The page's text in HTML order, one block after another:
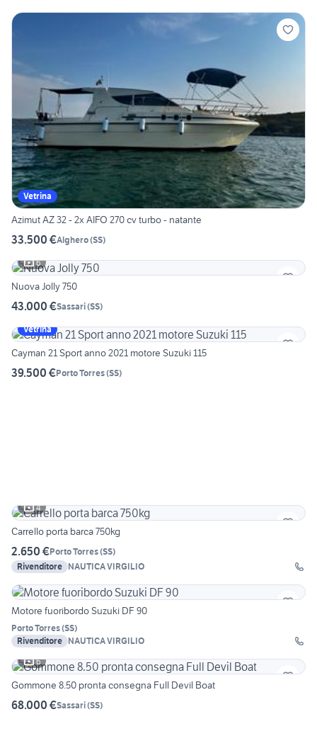
Vetrina
Azimut AZ 32 - 2x AIFO 270 cv turbo - natante
33.500 €Alghero(SS)
6
Nuova Jolly 750
43.000 €Sassari(SS)
Vetrina
Cayman 21 Sport anno 2021 motore Suzuki 115
39.500 €Porto Torres(SS)
4
Carrello porta barca 750kg
2.650 €Porto Torres(SS)
Rivenditore NAUTICA VIRGILIO
Motore fuoribordo Suzuki DF 90
Porto Torres(SS)
Rivenditore NAUTICA VIRGILIO
6
Gommone 8.50 pronta consegna Full Devil Boat
68.000 €Sassari(SS)